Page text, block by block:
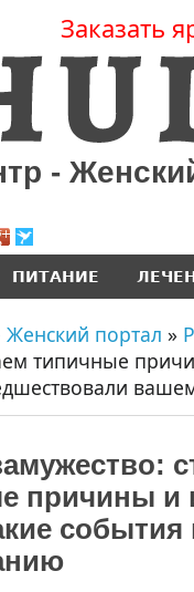
Заказать
-
ПИТАНИЕ
Женский портал »
типичные
причины и